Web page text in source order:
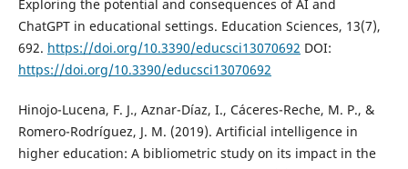
Exploring the potential and consequences of AI and
ChatGPT in educational settings. Education Sciences, 13(7),
692. https://doi.org/10.3390/educsci13070692 DOI:
https://doi.org/10.3390/educsci13070692
Hinojo-Lucena, F. J., Aznar-Díaz, I., Cáceres-Reche, M. P., &
Romero-Rodríguez, J. M. (2019). Artificial intelligence in
higher education: A bibliometric study on its impact in the